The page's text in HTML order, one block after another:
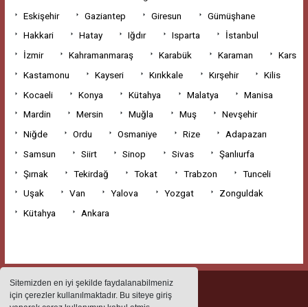
Sitemizden en iyi şekilde faydalanabilmeniz
için çerezler kullanılmaktadır. Bu siteye giriş
Eskişehir
Gaziantep Giresun
Gümüşhane
Hakkari
Hatay Iğdır Isparta
İstanbul
İzmir
Kahramanmaraş Karabük Karaman
Kars
Kastamonu
Kayseri Kırıkkale Kırşehir
Kilis
Kocaeli
Konya Kütahya Malatya
Manisa
Mardin
Mersin Muğla Muş
Nevşehir
Niğde
Ordu Osmaniye Rize
Adapazarı
Samsun
Siirt Sinop Sivas
Şanlıurfa
Şırnak
Tekirdağ Tokat Trabzon
Tunceli
Uşak
Van Yalova Yozgat
Zonguldak
Kütahya
Ankara